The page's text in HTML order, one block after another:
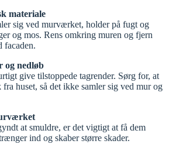
materiale
sig ved murværket, holder på fugt og
og mos. Rens omkring muren og fjern
facaden.
og nedløb
give tilstoppede tagrender. Sørg for, at
huset, så det ikke samler sig ved mur og
at smuldre, er det vigtigt at få dem
ind og skaber større skader.